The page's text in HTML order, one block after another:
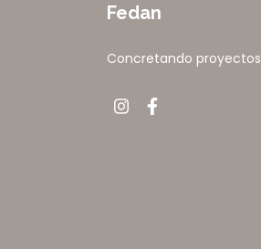
Fedan
Concretando proyectos